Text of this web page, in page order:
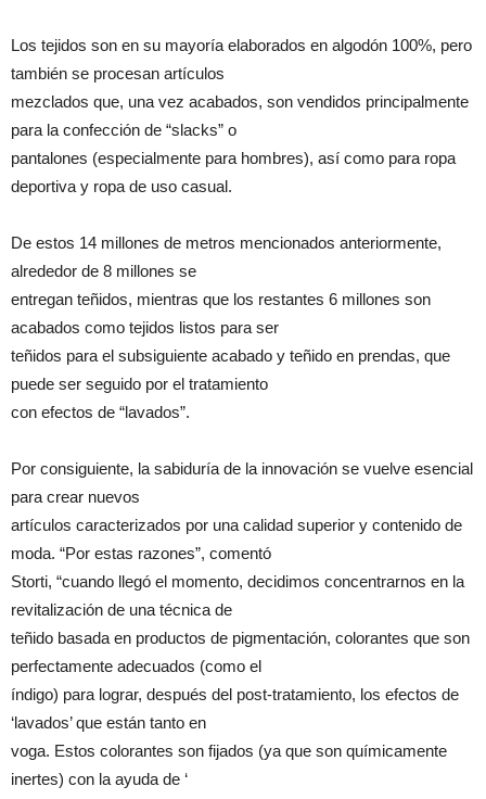
Los tejidos son en su mayoría elaborados en algodón 100%, pero
también se procesan artículos
mezclados que, una vez acabados, son vendidos principalmente
para la confección de “slacks” o
pantalones (especialmente para hombres), así como para ropa
deportiva y ropa de uso casual.
De estos 14 millones de metros mencionados anteriormente,
alrededor de 8 millones se
entregan teñidos, mientras que los restantes 6 millones son
acabados como tejidos listos para ser
teñidos para el subsiguiente acabado y teñido en prendas, que
puede ser seguido por el tratamiento
con efectos de “lavados”.
Por consiguiente, la sabiduría de la innovación se vuelve esencial
para crear nuevos
artículos caracterizados por una calidad superior y contenido de
moda. “Por estas razones”, comentó
Storti, “cuando llegó el momento, decidimos concentrarnos en la
revitalización de una técnica de
teñido basada en productos de pigmentación, colorantes que son
perfectamente adecuados (como el
índigo) para lograr, después del post-tratamiento, los efectos de
‘lavados’ que están tanto en
voga. Estos colorantes son fijados (ya que son químicamente
inertes) con la ayuda de ‘